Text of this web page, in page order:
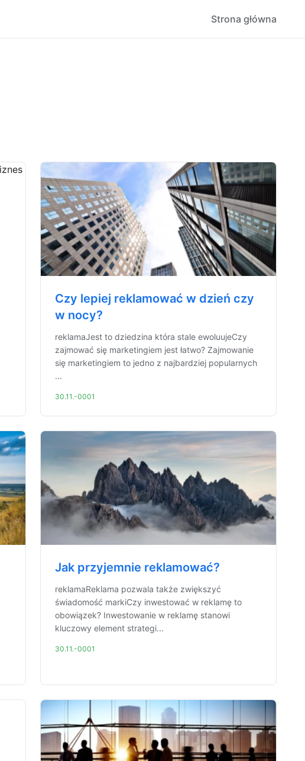
Strona główna
Czy lepiej reklamować w dzień czy
w nocy?
reklamaJest to dziedzina która stale ewoluujeCzy
zajmować się marketingiem jest łatwo? Zajmowanie
się marketingiem to jedno z najbardziej popularnych
...
30.11.-0001
Jak przyjemnie reklamować?
reklamaReklama pozwala także zwiększyć
świadomość markiCzy inwestować w reklamę to
obowiązek? Inwestowanie w reklamę stanowi
kluczowy element strategi...
30.11.-0001